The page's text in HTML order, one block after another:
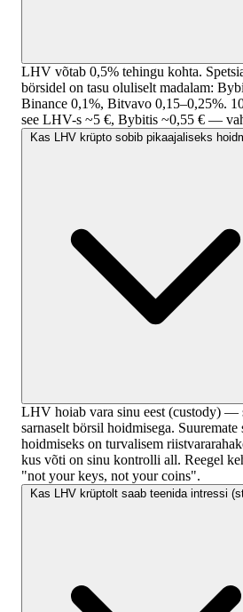
LHV võtab 0,5% tehingu kohta.
börsidel on tasu oluliselt madalam:
Binance 0,1%, Bitvavo 0,15–0,25%.
see LHV-s ~5 €, Bybitis ~0,55 € —
Kas LHV krüpto sobib pikaajaliseks
LHV hoiab vara sinu eest (custody) —
sarnaselt börsil hoidmisega.
hoidmiseks on turvalisem
kus võti on sinu kontrolli all. Reegel
"not your keys, not your coins".
Kas LHV krüptolt saab teenida intressi